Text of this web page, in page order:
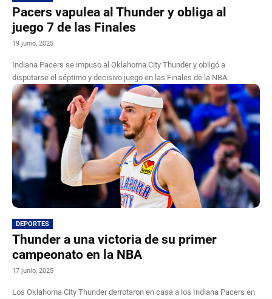
Pacers vapulea al Thunder y obliga al
juego 7 de las Finales
19 junio, 2025
Indiana Pacers se impuso al Oklahoma City Thunder y obligó a
disputarse el séptimo y decisivo juego en las Finales de la NBA.
DEPORTES
Thunder a una victoria de su primer
campeonato en la NBA
17 junio, 2025
Los Oklahoma City Thunder derrotaron en casa a los Indiana Pacers en